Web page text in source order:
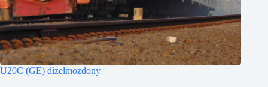
U20C (GE) dízelmozdony